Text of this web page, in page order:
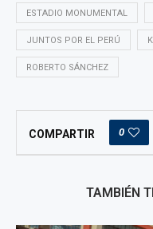
ESTADIO MONUMENTAL
JUNTOS POR EL PERÚ
ROBERTO SÁNCHEZ
COMPARTIR 0
TAMBIÉN